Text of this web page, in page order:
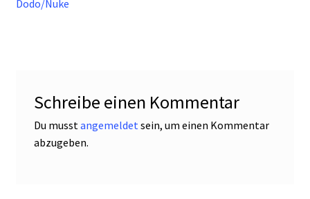
Dodo/Nuke
Schreibe einen Kommentar
Du musst angemeldet sein, um einen Kommentar
abzugeben.